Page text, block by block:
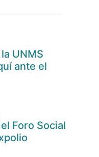
UNMS
ante el
Foro Social